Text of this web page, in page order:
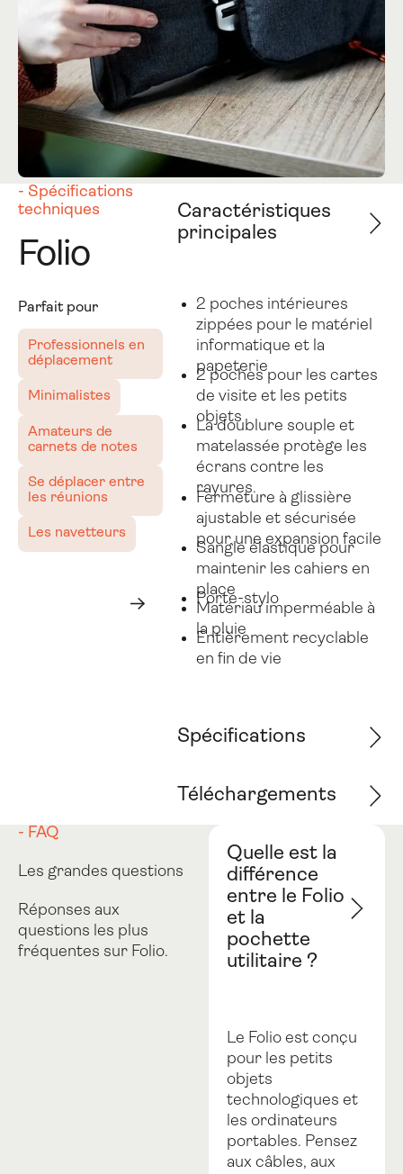
- Spécifications
techniques
Folio
Parfait pour
Professionnels en
déplacement
Minimalistes
Amateurs de
carnets de notes
Se déplacer entre
les réunions
Les navetteurs
Obtenir un premier devis maintenant
Caractéristiques
principales
2 poches intérieures
zippées pour le matériel
informatique et la
papeterie
2 poches pour les cartes
de visite et les petits
objets
La doublure souple et
matelassée protège les
écrans contre les
rayures.
Fermeture à glissière
ajustable et sécurisée
pour une expansion facile
Sangle élastique pour
maintenir les cahiers en
place
Porte-stylo
Matériau imperméable à
la pluie
Entièrement recyclable
en fin de vie
Spécifications
Téléchargements
- FAQ
Les grandes questions
Réponses aux
questions les plus
fréquentes sur Folio.
Quelle est la
différence
entre le Folio
et la
pochette
utilitaire ?
Le Folio est conçu
pour les petits
objets
technologiques et
les ordinateurs
portables. Pensez
aux câbles, aux